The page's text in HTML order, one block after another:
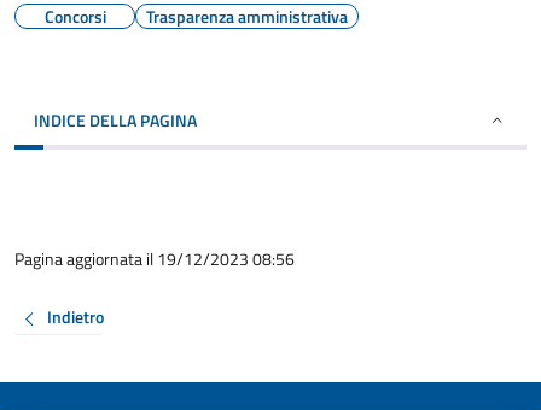
Concorsi Trasparenza amministrativa
INDICE DELLA PAGINA
Pagina aggiornata il 19/12/2023 08:56
Indietro